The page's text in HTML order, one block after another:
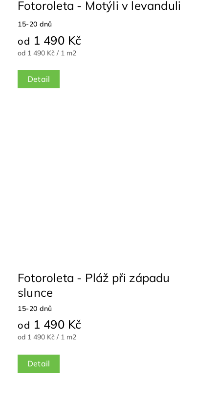
Fotoroleta - Motýli v levanduli
15-20 dnů
od 1 490 Kč
od 1 490 Kč / 1 m2
Detail
Fotoroleta - Pláž při západu
slunce
15-20 dnů
od 1 490 Kč
od 1 490 Kč / 1 m2
Detail